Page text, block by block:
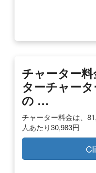
チャーター
ターチャー
の …
チャーター料金は、
人あたり30,983円